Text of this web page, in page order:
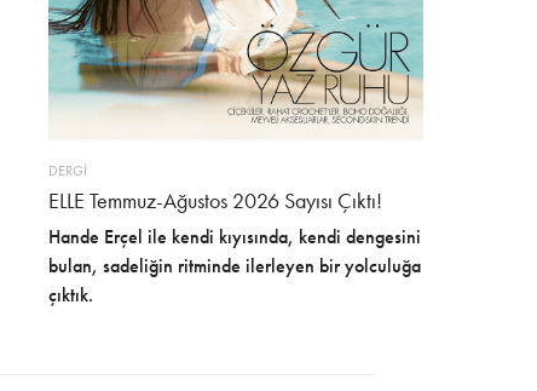
DERGİ
ELLE Temmuz-Ağustos 2026 Sayısı Çıktı!
Hande Erçel ile kendi kıyısında, kendi dengesini
bulan, sadeliğin ritminde ilerleyen bir yolculuğa
çıktık.